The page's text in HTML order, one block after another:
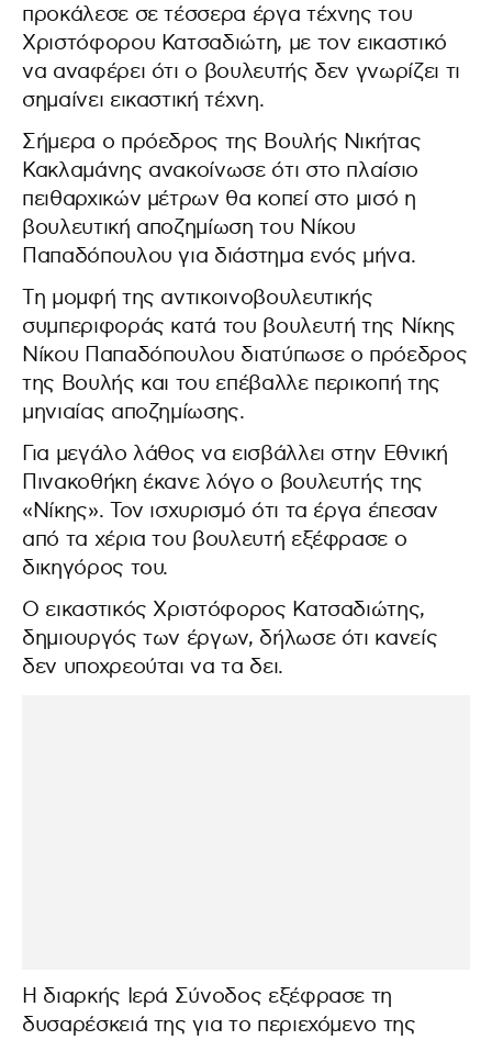
προκάλεσε σε τέσσερα έργα τέχνης του
Χριστόφορου Κατσαδιώτη, με τον εικαστικό
να αναφέρει ότι ο βουλευτής δεν γνωρίζει τι
σημαίνει εικαστική τέχνη.
Σήμερα ο πρόεδρος της Βουλής Νικήτας
Κακλαμάνης ανακοίνωσε ότι στο πλαίσιο
πειθαρχικών μέτρων θα κοπεί στο μισό η
βουλευτική αποζημίωση του Νίκου
Παπαδόπουλου για διάστημα ενός μήνα.
Tη μομφή της αντικοινοβουλευτικής
συμπεριφοράς κατά του βουλευτή της Νίκης
Νίκου Παπαδόπουλου διατύπωσε ο πρόεδρος
της Βουλής και του επέβαλλε περικοπή της
μηνιαίας αποζημίωσης.
Για μεγάλο λάθος να εισβάλλει στην Εθνική
Πινακοθήκη έκανε λόγο ο βουλευτής της
«Νίκης». Τον ισχυρισμό ότι τα έργα έπεσαν
από τα χέρια του βουλευτή εξέφρασε ο
δικηγόρος του.
Ο εικαστικός Χριστόφορος Κατσαδιώτης,
δημιουργός των έργων, δήλωσε ότι κανείς
δεν υποχρεούται να τα δει.
Η διαρκής Ιερά Σύνοδος εξέφρασε τη
δυσαρέσκειά της για το περιεχόμενο της